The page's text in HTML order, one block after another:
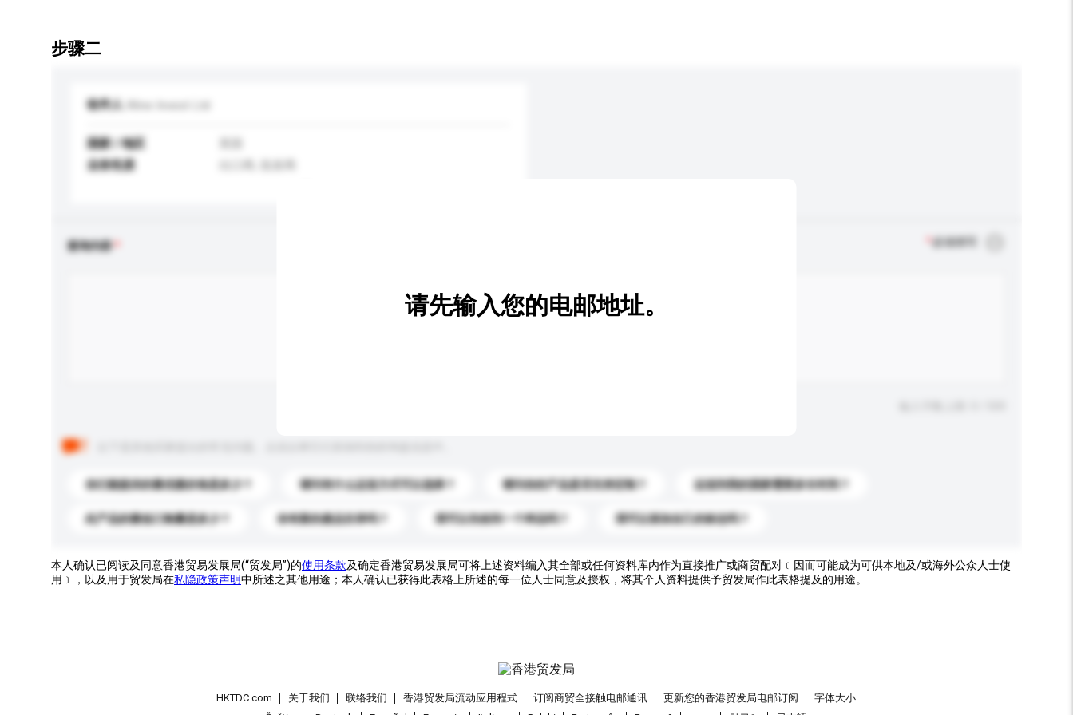
步骤二
收件人
国家 / 地区
业务性质
查询内容 必须填写
你们能提供的最优惠价格是多少？ 请问有什么运送方式可以选择？ 请问你的产品是否支持定制？ 运送到我的国家需要多长时间？
此产品的最低订购量是多少？ 你有新的產品目录吗？ 我可以先收到一个样品吗？ 我可以添加自己的标志吗？
请先输入您的电邮地址。
本人确认已阅读及同意香港贸易发展局(“贸发局”)的使用条款及确定香港贸易发展局可将上述资料编入其全部或任何资料库内作为直接推广或商贸配对﹝因而可能成为可供本地及/或海外公众人士使
用﹞，以及用于贸发局在私隐政策声明中所述之其他用途；本人确认已获得此表格上所述的每一位人士同意及授权，将其个人资料提供予贸发局作此表格提及的用途。
HKTDC.com 关于我们 联络我们 香港贸发局流动应用程式 订阅商贸全接触电邮通讯 更新您的香港贸发局电邮订阅
字体大小